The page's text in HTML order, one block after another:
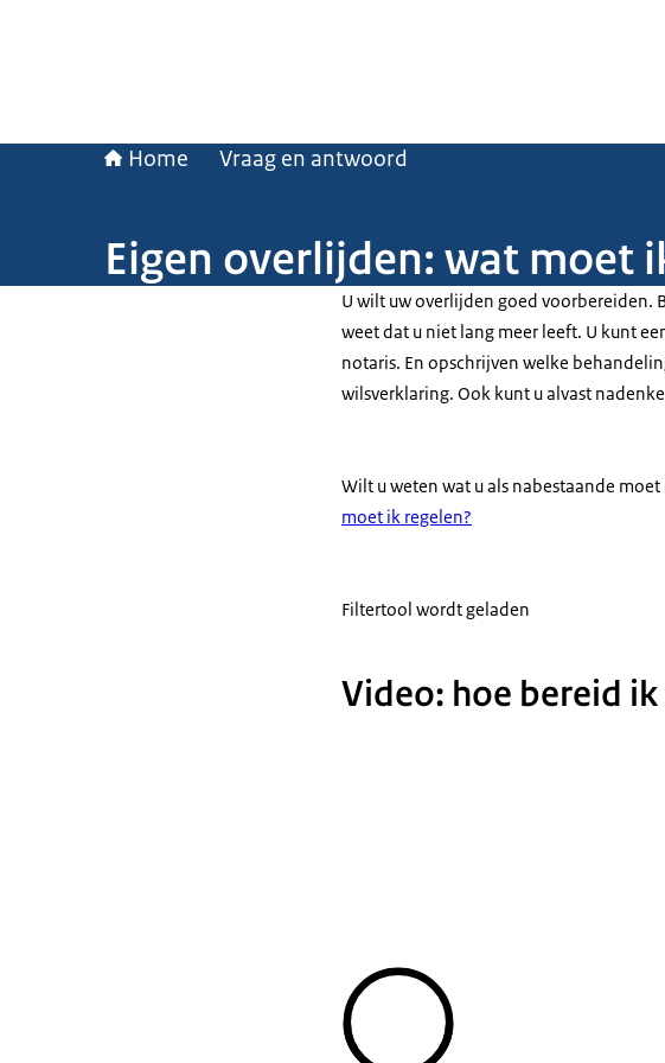
Home Vraag en antwoord
Eigen overlijden: wat moet
U wilt uw overlijden goed voorbereiden.
weet dat u niet lang meer leeft. U kunt
notaris. En opschrijven welke
wilsverklaring. Ook kunt u alvast
Wilt u weten wat u als nabestaande
moet ik regelen?
Filtertool wordt geladen
Video: hoe bereid